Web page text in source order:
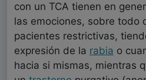
con un TCA tienen en
las emociones, sobre todo
pacientes restrictivas,
expresión de la rabia o
hacia si mismas, mientras